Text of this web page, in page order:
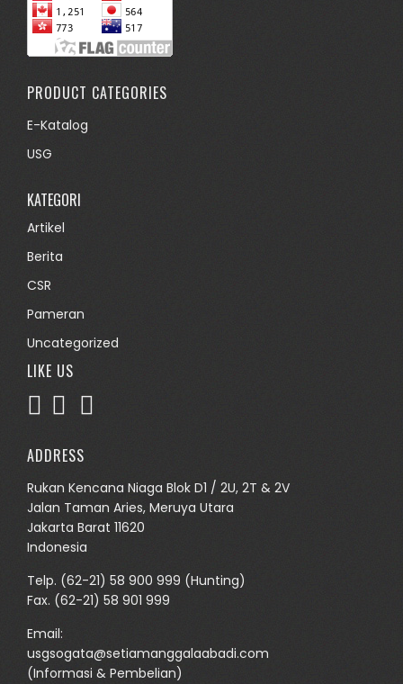
PRODUCT CATEGORIES
E-Katalog
USG
KATEGORI
Artikel
Berita
CSR
Pameran
Uncategorized
LIKE US
ADDRESS
Rukan Kencana Niaga Blok D1 / 2U, 2T & 2V
Jalan Taman Aries, Meruya Utara
Jakarta Barat 11620
Indonesia
Telp. (62-21) 58 900 999 (Hunting)
Fax. (62-21) 58 901 999
Email:
usgsogata@setiamanggalaabadi.com
(Informasi & Pembelian)